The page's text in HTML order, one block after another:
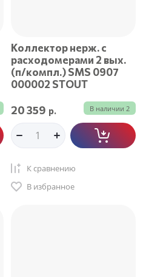
Коллектор нерж. с
расходомерами 2 вых.
(п/компл.) SMS 0907
000002 STOUT
В наличии 2
20 359 р.
К сравнению
В избранное